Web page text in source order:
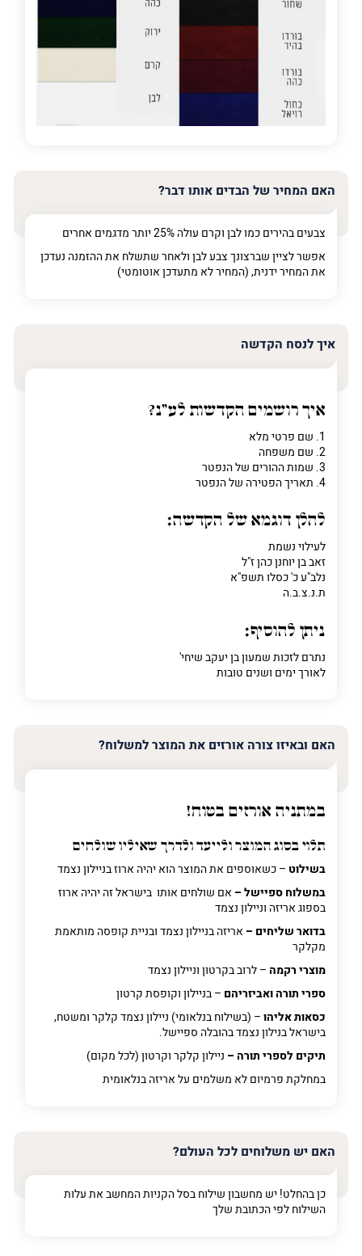
פרט על מה מדובר
האם המחיר של הבדים אותו דבר?
צבעים בהירים כמו לבן וקרם עולה 25% יותר מדגמים אחרים
אפשר לציין שברצונך צבע לבן ולאחר שתשלח את ההזמנה נעדכן
את המחיר ידנית, (המחיר לא מתעדכן אוטומטי)
איך לנסח הקדשה
איך רושמים הקדשות לע"נ?
1. שם פרטי מלא
2. שם משפחה
3. שמות ההורים של הנפטר
4. תאריך הפטירה של הנפטר
להלן דוגמא של הקדשה:
לעילוי נשמת
זאב בן יוחנן כהן ז"ל
נלב"ע כ' כסלו תשפ"א
ת.נ.צ.ב.ה
ניתן להוסיף:
נתרם לזכות שמעון בן יעקב שיחי'
לאורך ימים ושנים טובות
האם ובאיזו צורה אורזים את המוצר למשלוח?
במתניה אורזים בטוח!
תלוי בסוג המוצר ולייעד ולדרך שאיליו שולחים
בשילוט – כשאוספים את המוצר הוא יהיה ארוז בניילון נצמד
במשלוח ספיישל – אם שולחים אותו בישראל זה יהיה ארוז
בספוג אריזה וניילון נצמד
בדואר שליחים – אריזה בניילון נצמד ובניית קופסה מותאמת
מקלקר
מוצרי רקמה – לרוב בקרטון וניילון נצמד
ספרי תורה ואביזריהם – בניילון וקופסת קרטון
כסאות אליהו– (בשילוח בנלאומי) ניילון נצמד קלקר ומשטח,
בישראל בנילון נצמד בהובלה ספיישל.
תיקים לספרי תורה – ניילון קלקר וקרטון (לכל מקום)
במחלקת פרמיוםלא משלמים על אריזה בנלאומית
האם יש משלוחים לכל העולם?
כן בהחלט! יש מחשבון שילוח בסל הקניות המחשב את עלות
השילוח לפי הכתובת שלך